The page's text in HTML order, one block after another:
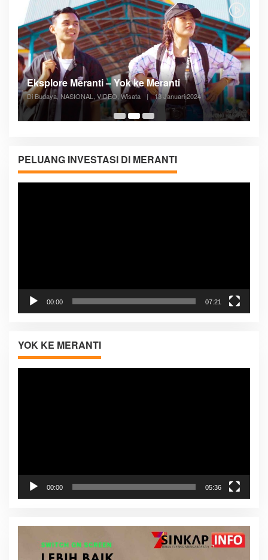
05:08
Posyandu Melayani Semua Siklus Hidup
Di ADVERTORIAL, Kesehatan, VIDEO 27 Desember 2023
PELUANG INVESTASI DI MERANTI
00:00 07:21
YOK KE MERANTI
00:00 05:36